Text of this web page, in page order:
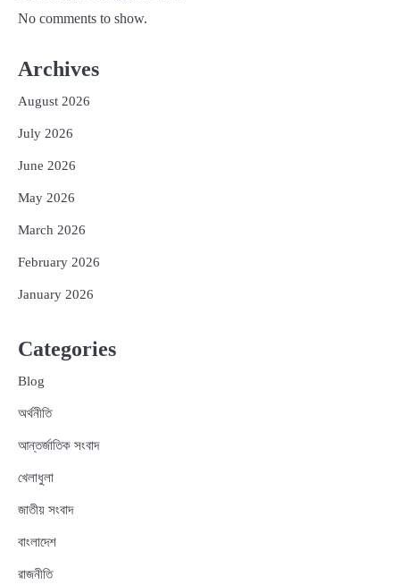
No comments to show.
Archives
August 2026
July 2026
June 2026
May 2026
March 2026
February 2026
January 2026
Categories
Blog
অর্থনীতি
আন্তর্জাতিক সংবাদ
খেলাধুলা
জাতীয় সংবাদ
বাংলাদেশ
রাজনীতি